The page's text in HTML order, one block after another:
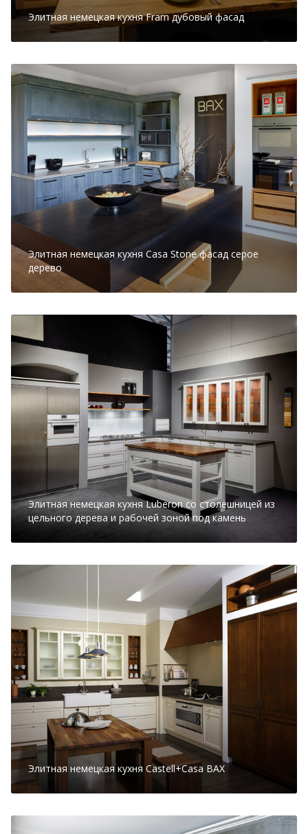
Элитная немецкая кухня Fram дубовый фасад
Элитная немецкая кухня Casa Stone фасад серое
дерево
Элитная немецкая кухня Luberon со столешницей из
цельного дерева и рабочей зоной под камень
Элитная немецкая кухня Castell+Casa BAX